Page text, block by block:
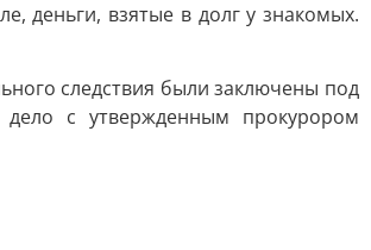
деньги, взятые в долг у знакомых.
следствия были заключены под
с утвержденным прокурором